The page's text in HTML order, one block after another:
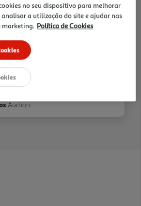
Folhetos
Auchan
no seu dispositivo para melhorar
analisar a utilização do site e ajudar nas
marketing. Política de Cookies